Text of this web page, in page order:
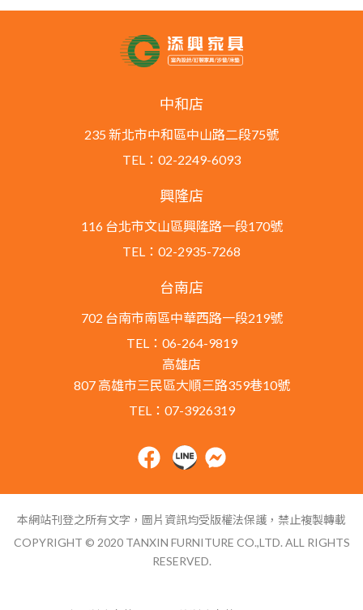
中和店
235 新北市中和區中山路二段75號
TEL：02-2249-6093
興隆店
116 台北市文山區興隆路一段170號
TEL：02-2935-7268
台南店
702 台南市南區中華西路一段219號
TEL：06-264-9819
高雄店
807 高雄市三民區大順三路359巷10號
TEL：07-3926319
本網站刊登之所有文字，圖片資訊均受版權法保護，禁止複製轉載
COPYRIGHT © 2020 TANXIN FURNITURE CO.,LTD. ALL RIGHTS
RESERVED.